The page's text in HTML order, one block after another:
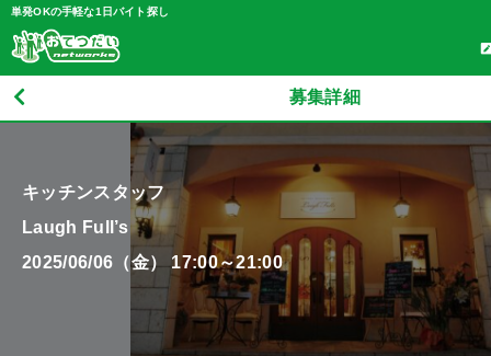
単発OKの手軽な1日バイト探し
募集詳細
キッチンスタッフ
Laugh Full’s
2025/06/06（金） 17:00～21:00